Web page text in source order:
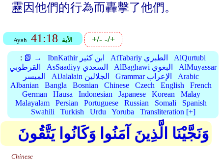
靂因他們的行為而轟擊了他們。
Ayah 41:18 الأية +/--/+
: 📗 → IbnKathir ابن كثير AtTabariy الطبري
AlQurtubi
القرطوبي
AsSaadiyy السعدي AlBaghawi البغوي
AlMuyassar
الميسر
AlJalalain الجلالين Grammar الإعراب
Arabic
Albanian
Bangla Bosnian Chinese Czech English
French
German
Hausa Indonesian Japanese Korean
Malay
Malayalam
Persian Portuguese Russian Somali
Spanish
Swahili
Turkish Urdu Yoruba Transliteration [+]
وَنَجَّيْنَا الَّذِينَ آمَنُوا وَكَانُوا يَتَّقُونَ
Chinese